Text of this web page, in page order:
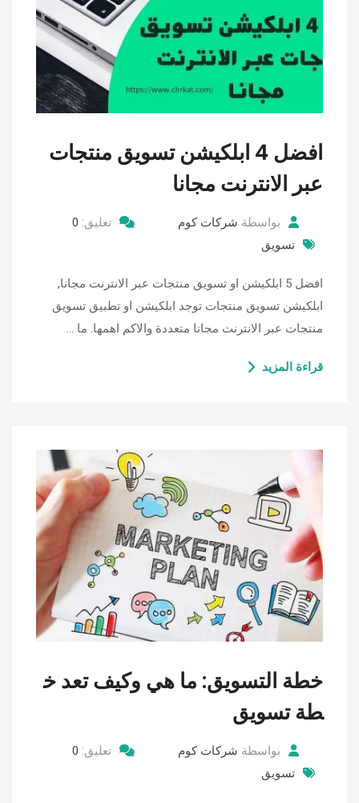
افضل 4 ابلكيشن تسويق منتجات
عبر الانترنت مجانا
بواسطة شركات كوم تعليق: 0
تسويق
افضل 5 ابلكيشن او تسويق منتجات عبر الانترنت مجانا,
ابلكيشن تسويق منتجات توجد ابلكيشن او تطبيق تسويق
منتجات عبر الانترنت مجانا متعددة والاكم اهمها. ما …
قراءة المزيد
خطة التسويق: ما هي وكيف تعد خ
طة تسويق
بواسطة شركات كوم تعليق: 0
تسويق